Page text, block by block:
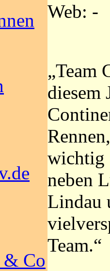
& Co
Web: -
„Team
diesem
wichtig
neben
Lindau
Team.“